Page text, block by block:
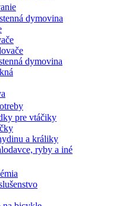
dymovina
dymovina
pre vtáčiky
a králiky
ryby a iné